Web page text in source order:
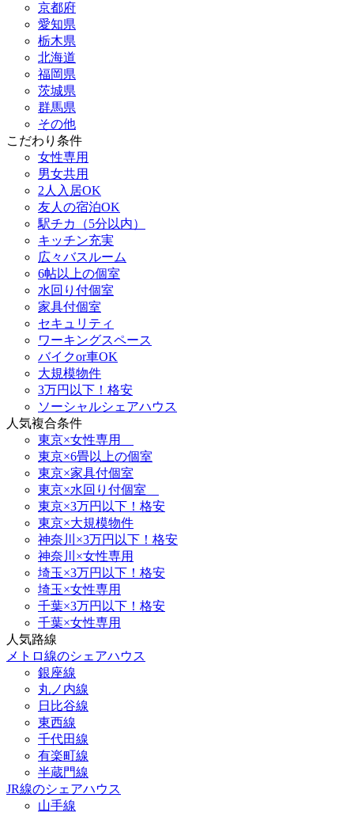
京都府
愛知県
栃木県
北海道
福岡県
茨城県
群馬県
その他
こだわり条件
女性専用
男女共用
2人入居OK
友人の宿泊OK
駅チカ（5分以内）
キッチン充実
広々バスルーム
6帖以上の個室
水回り付個室
家具付個室
セキュリティ
ワーキングスペース
バイクor車OK
大規模物件
3万円以下！格安
ソーシャルシェアハウス
人気複合条件
東京×女性専用
東京×6畳以上の個室
東京×家具付個室
東京×水回り付個室
東京×3万円以下！格安
東京×大規模物件
神奈川×3万円以下！格安
神奈川×女性専用
埼玉×3万円以下！格安
埼玉×女性専用
千葉×3万円以下！格安
千葉×女性専用
人気路線
メトロ線のシェアハウス
銀座線
丸ノ内線
日比谷線
東西線
千代田線
有楽町線
半蔵門線
JR線のシェアハウス
山手線